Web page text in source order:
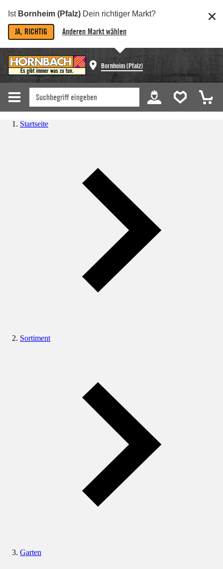
Ist Bornheim (Pfalz) Dein richtiger Markt?
JA, RICHTIG Anderen Markt wählen
Bornheim (Pfalz)
Startseite
Sortiment
Garten